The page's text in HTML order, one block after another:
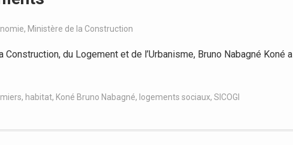
, Ministère de la Construction
du Logement et de l’Urbanisme, Bruno Nabagné Koné a
, habitat, Koné Bruno Nabagné, logements sociaux, SICOGI